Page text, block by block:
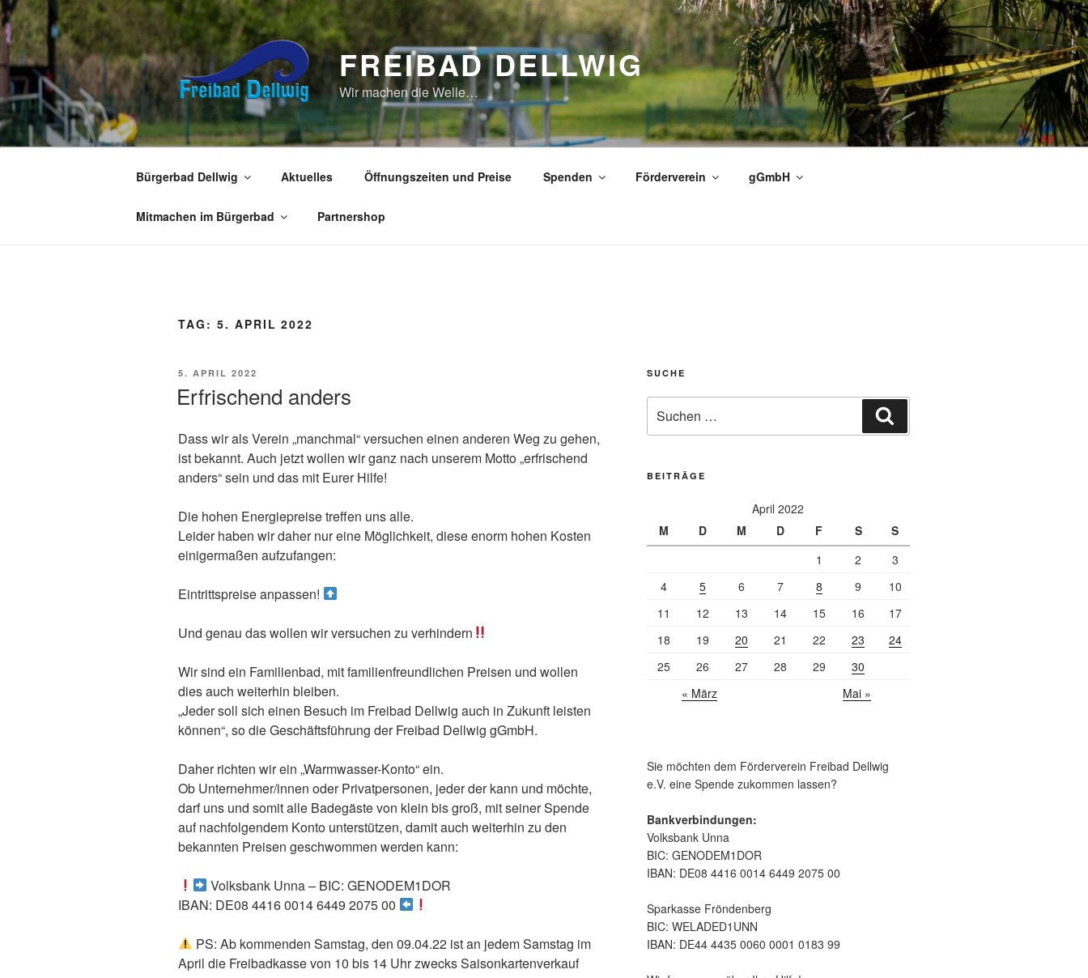
Zum
Inhalt
springen
FREIBAD DELLWIG
Wir machen die Welle…
Bürgerbad Dellwig Aktuelles Öffnungszeiten und Preise Spenden Förderverein gGmbH
Mitmachen im Bürgerbad Partnershop
TAG: 5. APRIL 2022
VERÖFFENTLICHT
5. APRIL 2022
Erfrischend anders
Dass wir als Verein „manchmal“ versuchen einen anderen Weg zu gehen,
ist bekannt. Auch jetzt wollen wir ganz nach unserem Motto „erfrischend
anders“ sein und das mit Eurer Hilfe!
Die hohen Energiepreise treffen uns alle.
Leider haben wir daher nur eine Möglichkeit, diese enorm hohen Kosten
einigermaßen aufzufangen:
Eintrittspreise anpassen!
Und genau das wollen wir versuchen zu verhindern
Wir sind ein Familienbad, mit familienfreundlichen Preisen und wollen
dies auch weiterhin bleiben.
„Jeder soll sich einen Besuch im Freibad Dellwig auch in Zukunft leisten
können“, so die Geschäftsführung der Freibad Dellwig gGmbH.
Daher richten wir ein „Warmwasser-Konto“ ein.
Ob Unternehmer/innen oder Privatpersonen, jeder der kann und möchte,
darf uns und somit alle Badegäste von klein bis groß, mit seiner Spende
auf nachfolgendem Konto unterstützen, damit auch weiterhin zu den
bekannten Preisen geschwommen werden kann:
Volksbank Unna – BIC: GENODEM1DOR
IBAN: DE08 4416 0014 6449 2075 00
PS: Ab kommenden Samstag, den 09.04.22 ist an jedem Samstag im
April die Freibadkasse von 10 bis 14 Uhr zwecks Saisonkartenverkauf
SUCHE
nach:
BEITRÄGE
April 2022
M
D M D F S
S
1
2
3
4
5 6 7 8 9
10
11
12 13 14 15 16
17
18
19 20 21 22 23
24
25
26 27 28 29
30
« März
Mai »
Sie möchten dem Förderverein Freibad Dellwig
e.V. eine Spende zukommen lassen?
Bankverbindungen:
Volksbank Unna
BIC: GENODEM1DOR
IBAN: DE08 4416 0014 6449 2075 00
Sparkasse Fröndenberg
BIC: WELADED1UNN
IBAN: DE44 4435 0060 0001 0183 99